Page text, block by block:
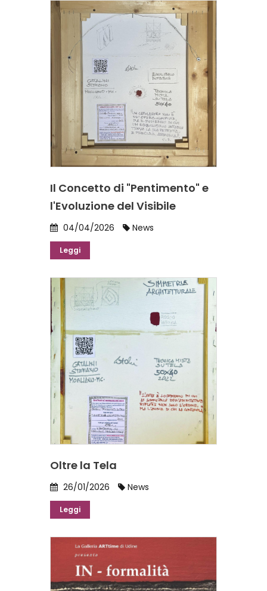
Il Concetto di "Pentimento" e
l'Evoluzione del Visibile
04/04/2026 News
Leggi
Oltre la Tela
26/01/2026 News
Leggi